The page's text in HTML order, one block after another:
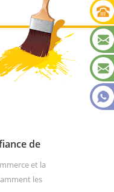
de
et la
les